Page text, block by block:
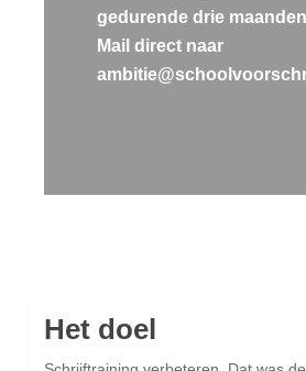
gedurende drie
Mail direct naar
Het doel